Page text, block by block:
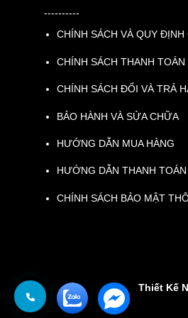
----------
CHÍNH SÁCH VÀ QUY ĐỊNH
CHÍNH SÁCH THANH
CHÍNH SÁCH ĐỔI VÀ TRẢ
BẢO HÀNH VÀ SỬA CHỮA
HƯỚNG DẪN MUA HÀNG
HƯỚNG DẪN THANH TOÁN
CHÍNH SÁCH BẢO MẬT
Thiết Kế